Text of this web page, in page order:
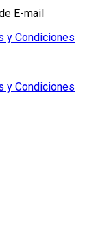
E-mail
y Condiciones
y Condiciones